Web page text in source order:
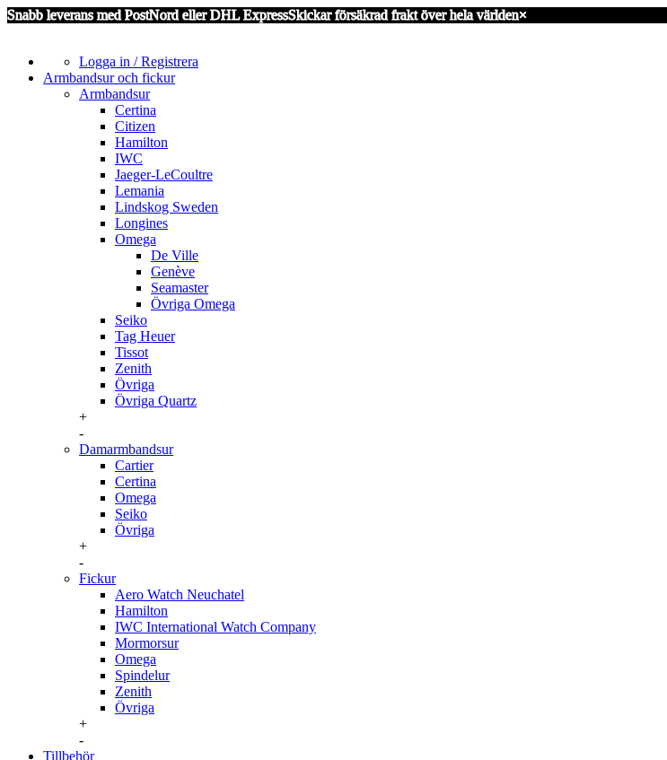
Snabb leverans med PostNord eller DHL ExpressSkickar försäkrad frakt över hela världen×
Logga in / Registrera
Armbandsur och fickur
Armbandsur
Certina
Citizen
Hamilton
IWC
Jaeger-LeCoultre
Lemania
Lindskog Sweden
Longines
Omega
De Ville
Genève
Seamaster
Övriga Omega
Seiko
Tag Heuer
Tissot
Zenith
Övriga
Övriga Quartz
+
-
Damarmbandsur
Cartier
Certina
Omega
Seiko
Övriga
+
-
Fickur
Aero Watch Neuchatel
Hamilton
IWC International Watch Company
Mormorsur
Omega
Spindelur
Zenith
Övriga
+
-
Tillbehör